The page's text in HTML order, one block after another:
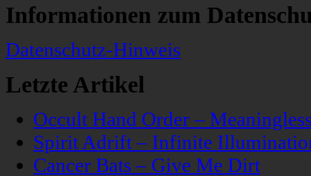
Informationen zum
Datenschutz-Hinweis
Letzte Artikel
Occult Hand Order –
Spirit Adrift – Infinite
Cancer Bats – Give Me Dirt